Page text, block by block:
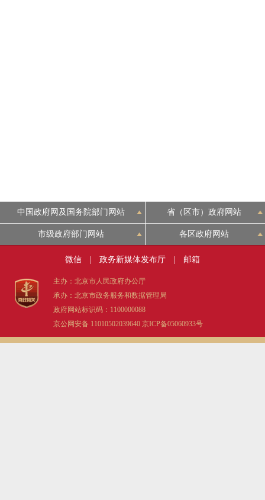
中国政府网及国务院部门网站 省（区市）政府网站
市级政府部门网站 各区政府网站
微信 政务新媒体发布厅 邮箱
主办：北京市人民政府办公厅
承办：北京市政务服务和数据管理局
政府网站标识码：1100000088
京公网安备 11010502039640 京ICP备05060933号